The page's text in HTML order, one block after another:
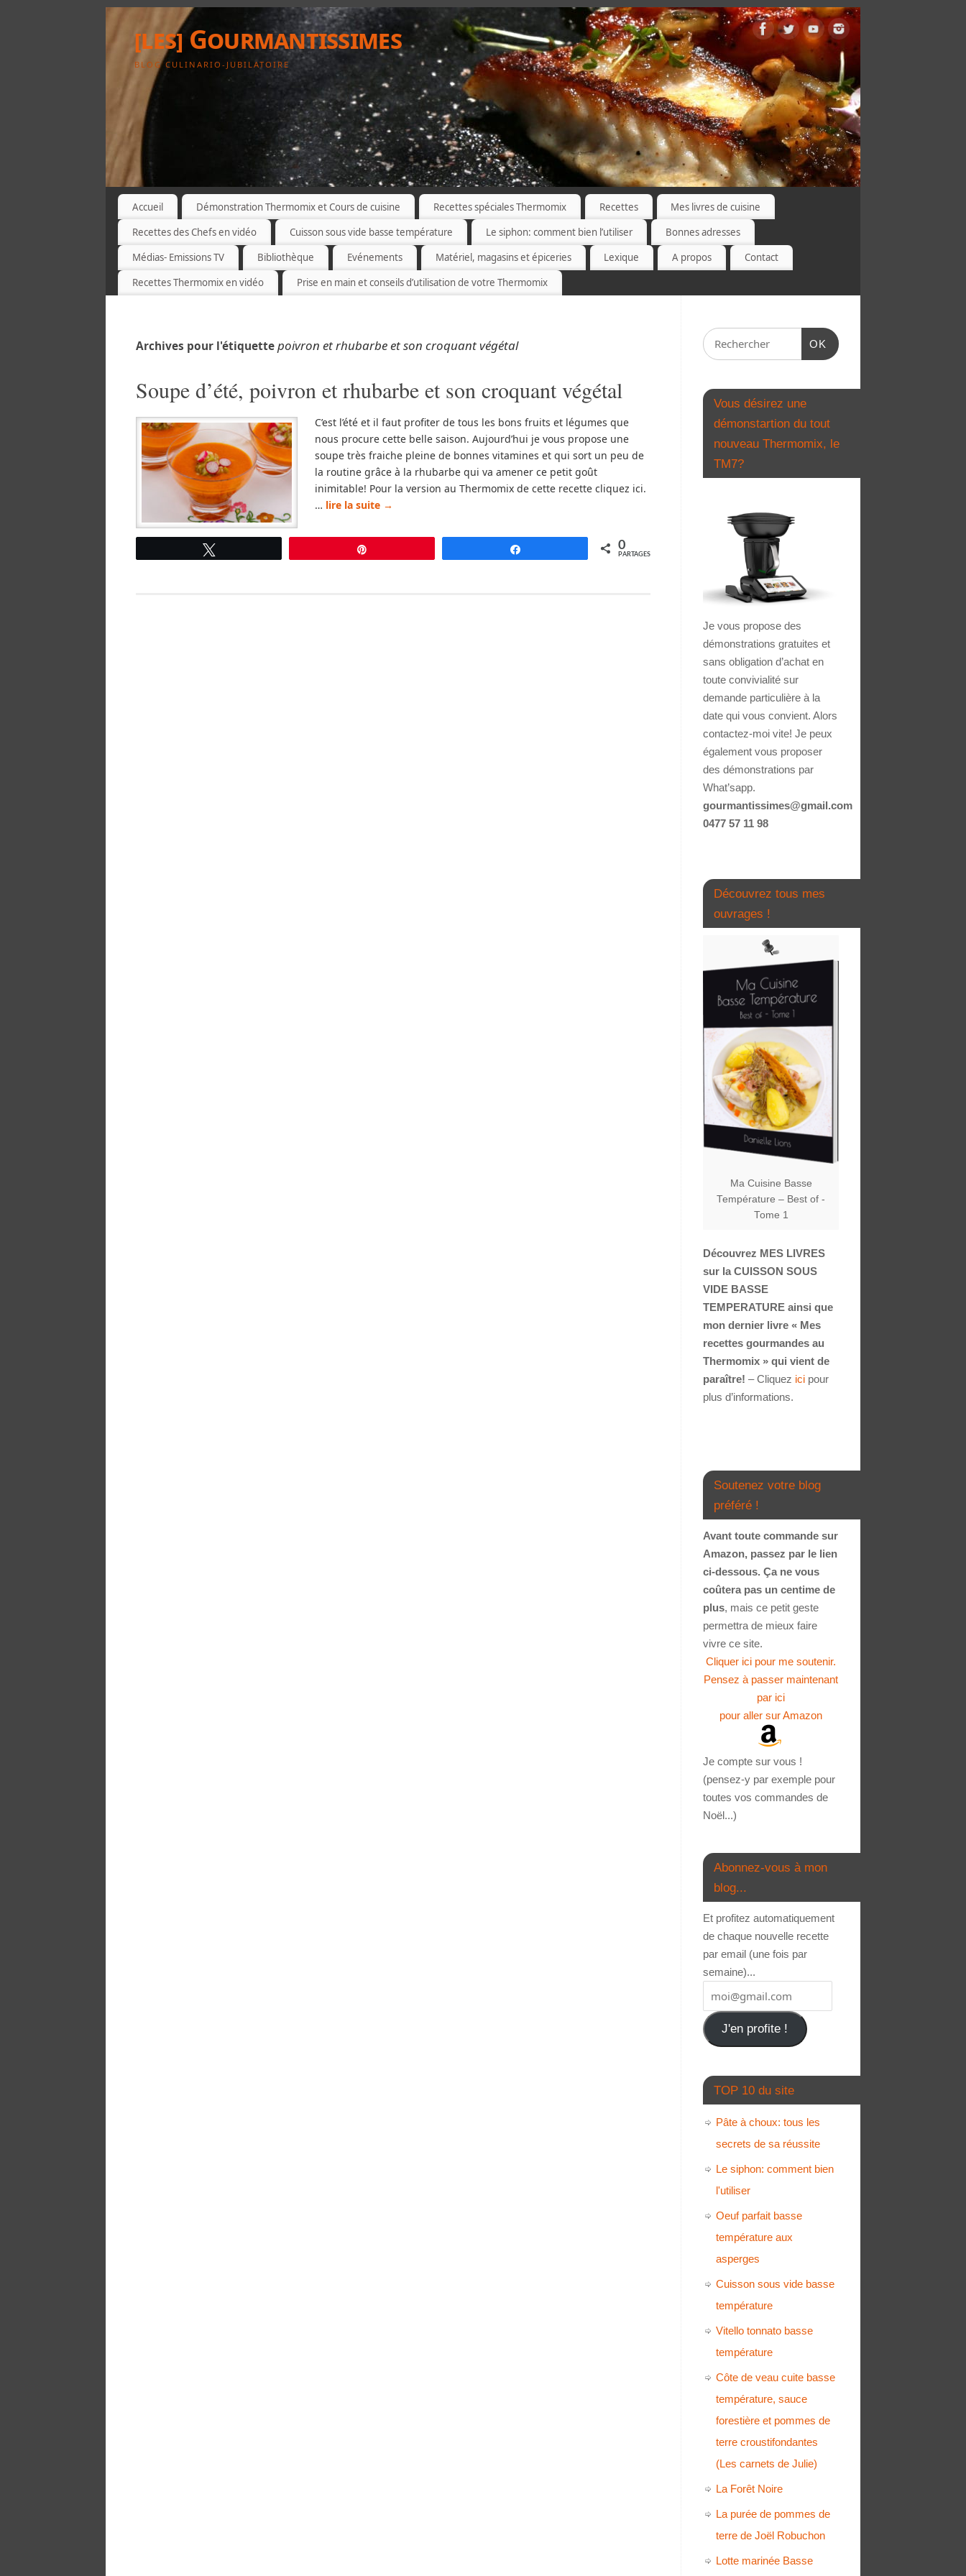
[les] Gourmantissimes
BLOG CULINARIO-JUBILATOIRE
Accueil Démonstration Thermomix et Cours de cuisine Recettes spéciales Thermomix Recettes
Mes livres de cuisine
Recettes des Chefs en vidéo
Cuisson sous vide basse température Le siphon: comment bien l’utiliser
Bonnes adresses
Médias- Emissions TV
Bibliothèque Evénements Matériel, magasins et épiceries Lexique A propos
Contact
Recettes Thermomix en vidéo
Prise en main et conseils d’utilisation de votre Thermomix
Archives pour l'étiquettepoivron et rhubarbe et son croquant végétal
Soupe d’été, poivron et rhubarbe et son croquant végétal
C’est l’été et il faut profiter de tous les bons fruits et légumes que
nous procure cette belle saison. Aujourd’hui je vous propose une
soupe très fraiche pleine de bonnes vitamines et qui sort un peu de
la routine grâce à la rhubarbe qui va amener ce petit goût
inimitable! Pour la version au Thermomix de cette recette cliquez ici.
… lire la suite →
0
PARTAGES
OK
Vous désirez une
démonstartion du tout
nouveau Thermomix, le
TM7?
Je vous propose des
démonstrations gratuites et
sans obligation d’achat en
toute convivialité sur
demande particulière à la
date qui vous convient. Alors
contactez-moi vite! Je peux
également vous proposer
des démonstrations par
What’sapp.
gourmantissimes@gmail.com
0477 57 11 98
Découvrez tous mes
ouvrages !
Ma Cuisine Basse
Température – Best of -
Tome 1
Découvrez MES LIVRES
sur la CUISSON SOUS
VIDE BASSE
TEMPERATURE ainsi que
mon dernier livre « Mes
recettes gourmandes au
Thermomix » qui vient de
paraître! – Cliquez ici pour
plus d’informations.
Soutenez votre blog
préféré !
Avant toute commande sur
Amazon, passez par le lien
ci-dessous. Ça ne vous
coûtera pas un centime de
plus, mais ce petit geste
permettra de mieux faire
vivre ce site.
Cliquer ici pour me soutenir.
Pensez à passer maintenant
par ici
pour aller sur Amazon
Je compte sur vous !
(pensez-y par exemple pour
toutes vos commandes de
Noël...)
Abonnez-vous à mon
blog...
Et profitez automatiquement
de chaque nouvelle recette
par email (une fois par
semaine)...
J'en profite !
TOP 10 du site
Pâte à choux: tous les
secrets de sa réussite
Le siphon: comment bien
l'utiliser
Oeuf parfait basse
température aux
asperges
Cuisson sous vide basse
température
Vitello tonnato basse
température
Côte de veau cuite basse
température, sauce
forestière et pommes de
terre croustifondantes
(Les carnets de Julie)
La Forêt Noire
La purée de pommes de
terre de Joël Robuchon
Lotte marinée Basse